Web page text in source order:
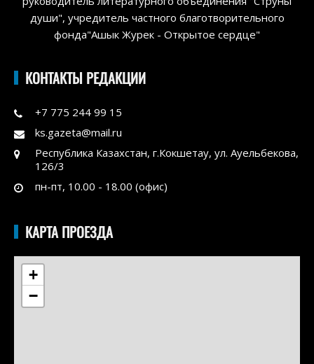
души", учредитель частного благотворительного
фонда"Ашык Журек - Открытое сердце"
КОНТАКТЫ РЕДАКЦИИ
+7 775 244 99 15
ks.gazeta@mail.ru
Республика Казахстан, г.Кокшетау, ул. Ауельбекова,
126/3
пн-пт, 10.00 - 18.00 (офис)
КАРТА ПРОЕЗДА
+
−